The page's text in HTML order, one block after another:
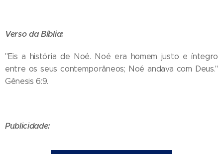
Verso da Bíblia:
"Eis a história de Noé. Noé era homem justo e íntegro
entre os seus contemporâneos; Noé andava com Deus."
Gênesis 6:9.
Publicidade: